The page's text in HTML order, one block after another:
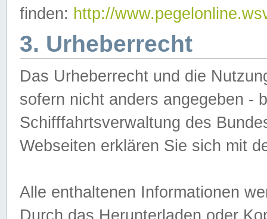
finden: http://
3. Urheberrecht
Das Urheberrecht und die
sofern nicht anders angegeben -
Schifffahrtsverwaltung des
Webseiten erklären Sie sich mit
Alle enthaltenen Informationen
Durch das Herunterladen oder